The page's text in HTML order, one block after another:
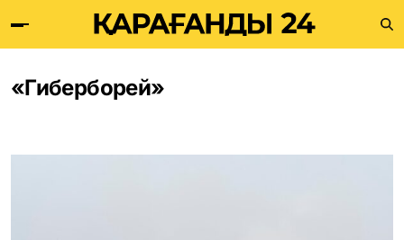
«Гиберборей»